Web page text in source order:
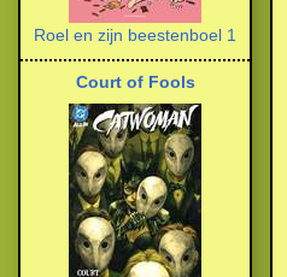
Roel en zijn beestenboel 1
Court of Fools